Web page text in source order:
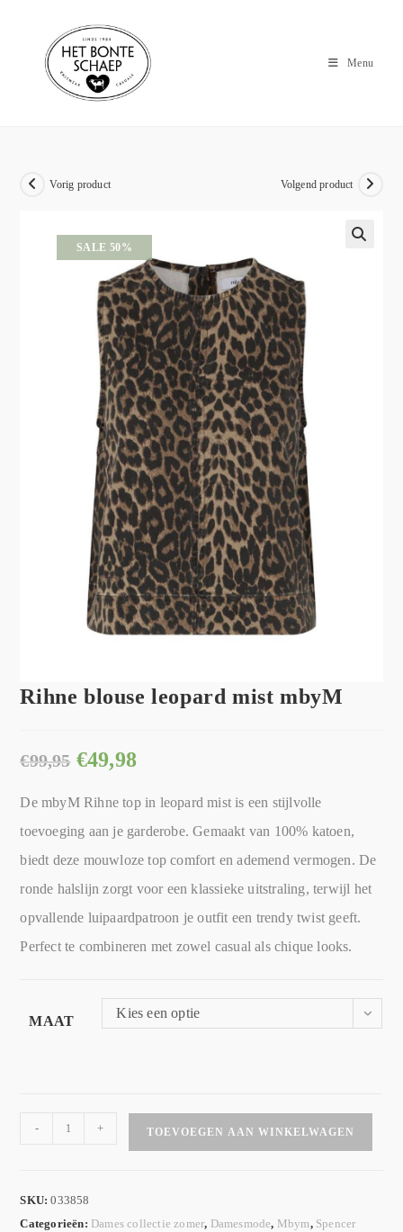
Menu
SALE 50%
Vorig product Volgend product
Rihne blouse leopard mist mbyM
€99,95 €49,98
De mbyM Rihne top in leopard mist is een stijlvolle
toevoeging aan je garderobe. Gemaakt van 100% katoen,
biedt deze mouwloze top comfort en ademend vermogen. De
ronde halslijn zorgt voor een klassieke uitstraling, terwijl het
opvallende luipaardpatroon je outfit een trendy twist geeft.
Perfect te combineren met zowel casual als chique looks.
MAAT
Kies een optie
- + TOEVOEGEN AAN WINKELWAGEN
SKU:033858
Categorieën: Dames collectie zomer, Damesmode, Mbym, Spencer